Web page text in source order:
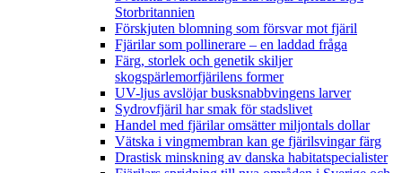
Storbritannien
Förskjuten blomning som försvar mot fjäril
Fjärilar som pollinerare – en laddad fråga
Färg, storlek och genetik skiljer
skogspärlemorfjärilens former
UV-ljus avslöjar busksnabbvingens larver
Sydrovfjäril har smak för stadslivet
Handel med fjärilar omsätter miljontals dollar
Vätska i vingmembran kan ge fjärilsvingar färg
Drastisk minskning av danska habitatspecialister